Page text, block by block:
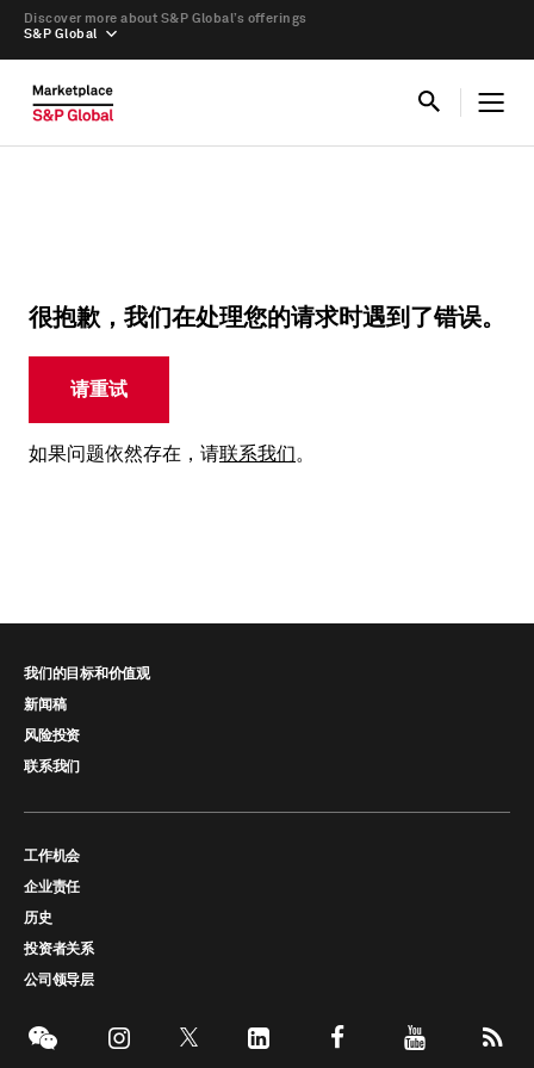
S&P Global
Discover more about S&P Global’s offerings
很抱歉，我们在处理您的请求时遇到了错误。
请重试
如果问题依然存在，请联系我们。
我们的目标和价值观
新闻稿
风险投资
联系我们
工作机会
企业责任
历史
投资者关系
公司领导层